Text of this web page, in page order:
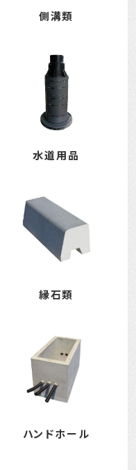
側溝類
水道用品
縁石類
ハンドホール